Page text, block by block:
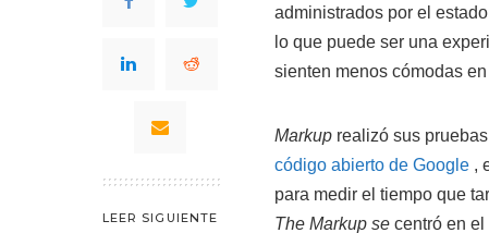
LEER SIGUIENTE
administrados por el
lo que puede ser una
sienten menos cómodas
Markup realizó sus
código abierto de Google ,
para medir el tiempo que
The Markup se centró en